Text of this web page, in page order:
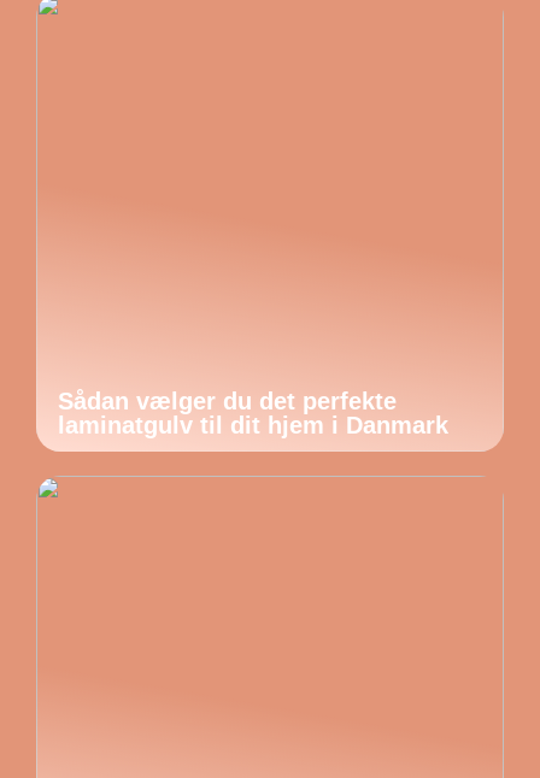
Sådan vælger du det perfekte
laminatgulv til dit hjem i Danmark